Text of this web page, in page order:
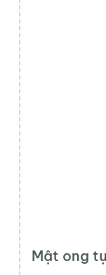
Mật ong